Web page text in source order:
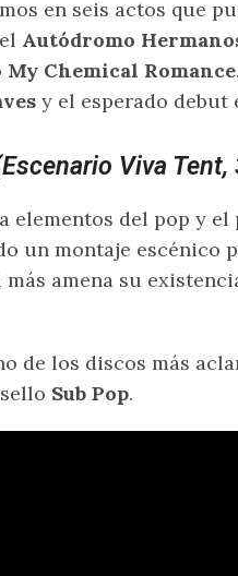
en seis actos que
Autódromo
My Chemical
y el esperado debut
Viva Tent,
elementos del pop y
un montaje escénico
amena su
de los discos más
Sub Pop.